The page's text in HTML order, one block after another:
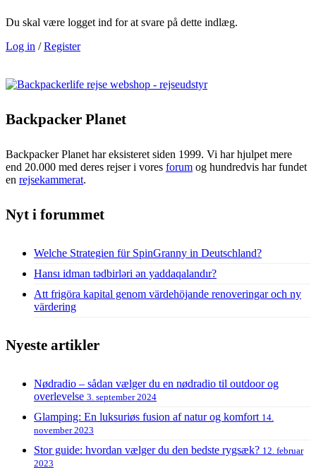
Du skal være logget ind for at svare på dette indlæg.
Log in /Register
Backpacker Planet
Backpacker Planet har eksisteret siden 1999. Vi har hjulpet mere
end 20.000 med deres rejser i vores forum og hundredvis har fundet
en rejsekammerat.
Nyt i forummet
Welche Strategien für SpinGranny in Deutschland?
Hansı idman tədbirləri ən yaddaqalandır?
Att frigöra kapital genom värdehöjande renoveringar och ny
värdering
Nyeste artikler
Nødradio – sådan vælger du en nødradio til outdoor og
overlevelse 3. september 2024
Glamping: En luksuriøs fusion af natur og komfort 14.
november 2023
Stor guide: hvordan vælger du den bedste rygsæk? 12. februar
2023